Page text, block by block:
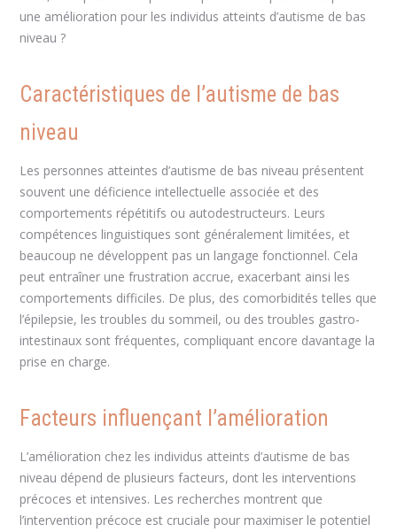
une amélioration pour les individus atteints d’autisme de bas
niveau ?
Caractéristiques de l’autisme de bas
niveau
Les personnes atteintes d’autisme de bas niveau présentent
souvent une déficience intellectuelle associée et des
comportements répétitifs ou autodestructeurs. Leurs
compétences linguistiques sont généralement limitées, et
beaucoup ne développent pas un langage fonctionnel. Cela
peut entraîner une frustration accrue, exacerbant ainsi les
comportements difficiles. De plus, des comorbidités telles que
l’épilepsie, les troubles du sommeil, ou des troubles gastro-
intestinaux sont fréquentes, compliquant encore davantage la
prise en charge.
Facteurs influençant l’amélioration
L’amélioration chez les individus atteints d’autisme de bas
niveau dépend de plusieurs facteurs, dont les interventions
précoces et intensives. Les recherches montrent que
l’intervention précoce est cruciale pour maximiser le potentiel